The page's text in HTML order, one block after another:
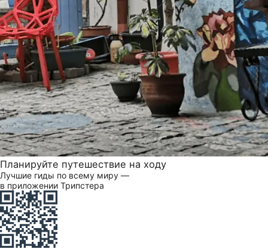
Планируйте путешествие на ходу
Лучшие гиды по всему миру —
в приложении Трипстера